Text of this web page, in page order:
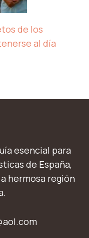
de los
al día
esencial para
de España,
hermosa región